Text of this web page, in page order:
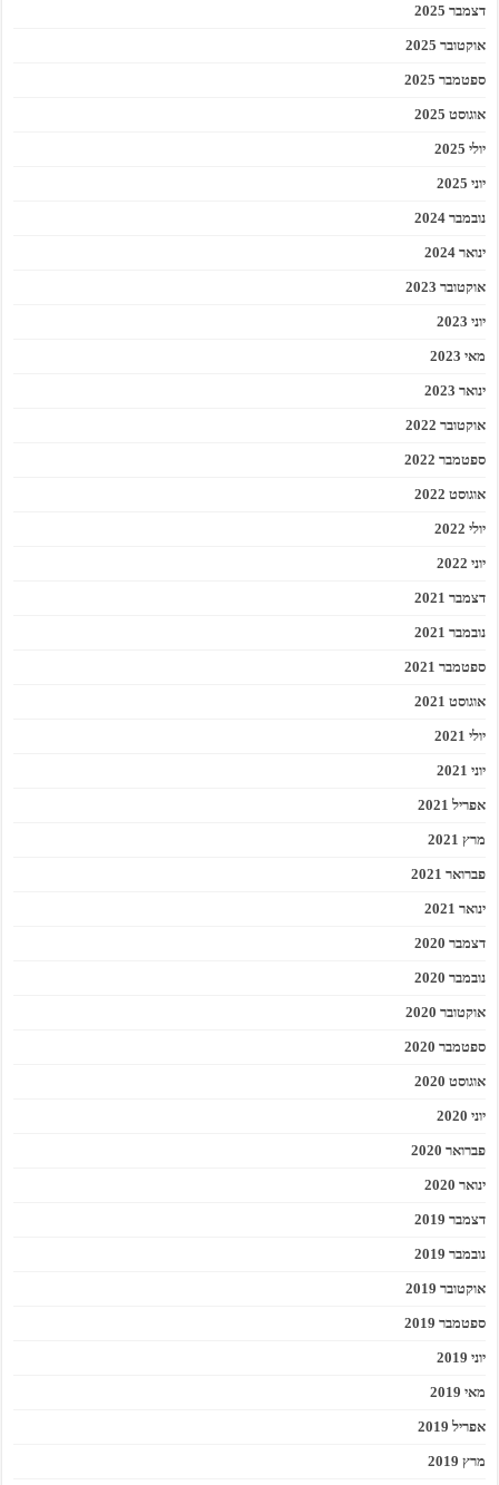
דצמבר 2025
אוקטובר 2025
ספטמבר 2025
אוגוסט 2025
יולי 2025
יוני 2025
נובמבר 2024
ינואר 2024
אוקטובר 2023
יוני 2023
מאי 2023
ינואר 2023
אוקטובר 2022
ספטמבר 2022
אוגוסט 2022
יולי 2022
יוני 2022
דצמבר 2021
נובמבר 2021
ספטמבר 2021
אוגוסט 2021
יולי 2021
יוני 2021
אפריל 2021
מרץ 2021
פברואר 2021
ינואר 2021
דצמבר 2020
נובמבר 2020
אוקטובר 2020
ספטמבר 2020
אוגוסט 2020
יוני 2020
פברואר 2020
ינואר 2020
דצמבר 2019
נובמבר 2019
אוקטובר 2019
ספטמבר 2019
יוני 2019
מאי 2019
אפריל 2019
מרץ 2019